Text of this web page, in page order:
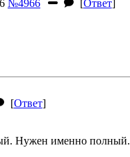
№4966 [Ответ]
[Ответ]
Нужен именно полный.